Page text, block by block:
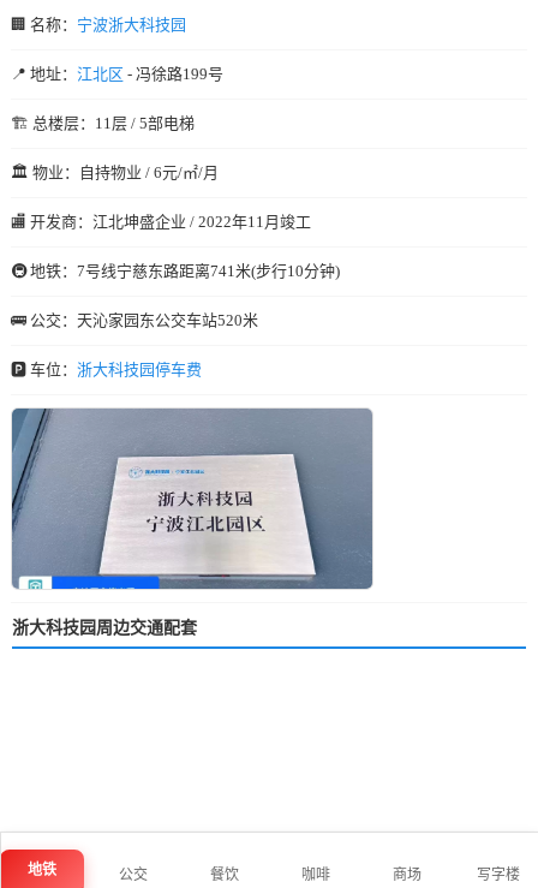
🏢 名称： 宁波浙大科技园
📍 地址： 江北区 - 冯徐路199号
🏗️ 总楼层：11层 / 5部电梯
🏛️ 物业：自持物业 / 6元/㎡/月
🏬 开发商：江北坤盛企业 / 2022年11月竣工
🚇 地铁：7号线宁慈东路距离741米(步行10分钟)
🚌 公交：天沁家园东公交车站520米
🅿️ 车位： 浙大科技园停车费
浙大科技园周边交通配套
地铁 公交 餐饮 咖啡 商场 写字楼